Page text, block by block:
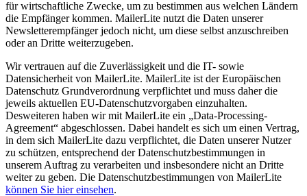
für wirtschaftliche Zwecke, um zu bestimmen aus welchen Ländern
die Empfänger kommen. MailerLite nutzt die Daten unserer
Newsletterempfänger jedoch nicht, um diese selbst anzuschreiben
oder an Dritte weiterzugeben.
Wir vertrauen auf die Zuverlässigkeit und die IT- sowie
Datensicherheit von MailerLite. MailerLite ist der Europäischen
Datenschutz Grundverordnung verpflichtet und muss daher die
jeweils aktuellen EU-Datenschutzvorgaben einzuhalten.
Desweiteren haben wir mit MailerLite ein „Data-Processing-
Agreement“ abgeschlossen. Dabei handelt es sich um einen Vertrag,
in dem sich MailerLite dazu verpflichtet, die Daten unserer Nutzer
zu schützen, entsprechend der Datenschutzbestimmungen in
unserem Auftrag zu verarbeiten und insbesondere nicht an Dritte
weiter zu geben. Die Datenschutzbestimmungen von MailerLite
können Sie hier einsehen.